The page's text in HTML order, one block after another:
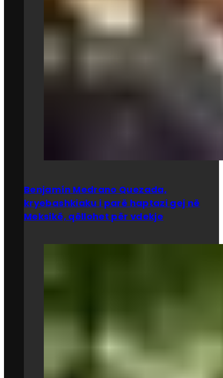
Benjamín Medrano Quezada,
kryebashkiaku i parë haptazi gej në
Meksikë, qëllohet për vdekje